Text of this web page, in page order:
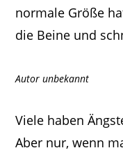
normale Größe
die Beine und
Autor unbekannt
Viele haben
Aber nur, wenn